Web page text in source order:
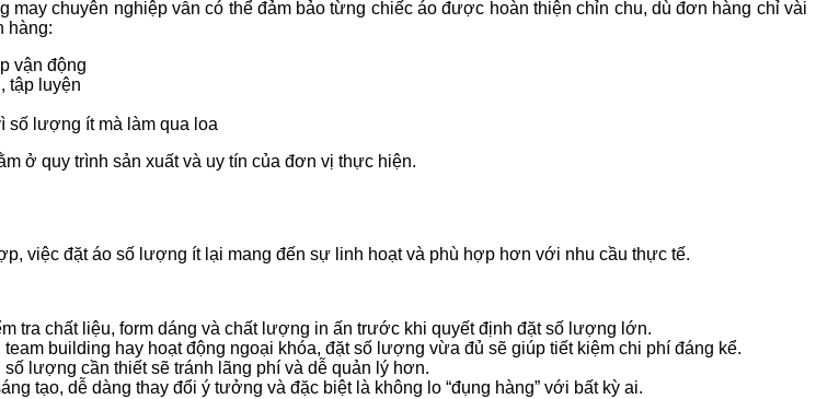
chuyên nghiệp vẫn có thể đảm bảo từng chiếc áo được hoàn thiện chỉn chu, dù đơn hàng chỉ vài
hàng:
vận động
tập luyện
số lượng ít mà làm qua loa
ở quy trình sản xuất và uy tín của đơn vị thực hiện.
việc đặt áo số lượng ít lại mang đến sự linh hoạt và phù hợp hơn với nhu cầu thực tế.
tra chất liệu, form dáng và chất lượng in ấn trước khi quyết định đặt số lượng lớn.
building hay hoạt động ngoại khóa, đặt số lượng vừa đủ sẽ giúp tiết kiệm chi phí đáng kể.
lượng cần thiết sẽ tránh lãng phí và dễ quản lý hơn.
tạo, dễ dàng thay đổi ý tưởng và đặc biệt là không lo “đụng hàng” với bất kỳ ai.